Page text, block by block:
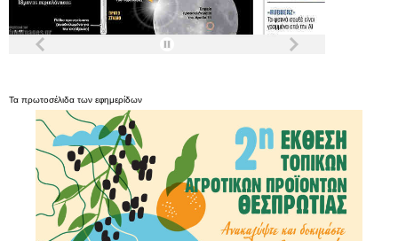
Τα πρωτοσέλιδα των εφημερίδων